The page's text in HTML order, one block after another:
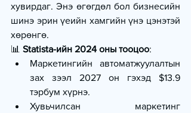
хувирдаг. Энэ өгөгдөл бол бизнесийн
шинэ эрин үеийн хамгийн үнэ цэнэтэй
хөрөнгө.
📊 Statista-ийн 2024 оны тооцоо:
Маркетингийн автоматжуулалтын
зах зээл 2027 он гэхэд $13.9
тэрбум хүрнэ.
Хувьчилсан маркетинг